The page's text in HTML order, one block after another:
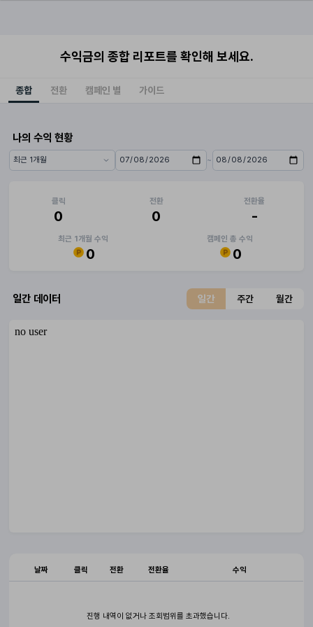
수익금의 종합 리포트를 확인해 보세요.
종합 전환 캠페인 별 가이드
나의 수익 현황
기간 프리셋 시작일 ~
종료일
클릭
0
전환
0
전환율
-
최근 1개월 수익
0
캠페인 총 수익
0
일간 데이터 일간 주간 월간
날짜 클릭 전환 전환율 수익
진행 내역이 없거나 조회범위를 초과했습니다.